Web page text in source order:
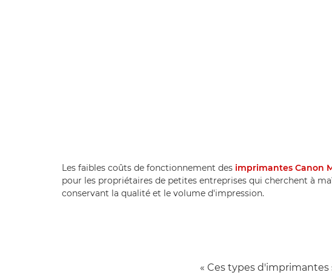
Les faibles coûts de fonctionnement des imprimantes Canon
pour les propriétaires de petites entreprises qui cherchent à
conservant la qualité et le volume d'impression.
« Ces types